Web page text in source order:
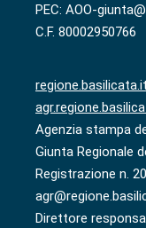
PEC: AOO-
C.F. 80002950766
regione.basilicata.it
Agenzia stampa
Giunta Regionale
Registrazione n.
Direttore